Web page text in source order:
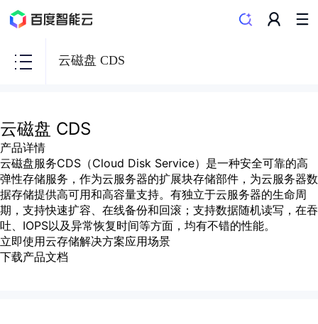
云磁盘 CDS
云磁盘 CDS
产品详情
云磁盘服务CDS（Cloud Disk Service）是一种安全可靠的高
弹性存储服务，作为云服务器的扩展块存储部件，为云服务器数
据存储提供高可用和高容量支持。有独立于云服务器的生命周
期，支持快速扩容、在线备份和回滚；支持数据随机读写，在吞
吐、IOPS以及异常恢复时间等方面，均有不错的性能。
立即使用云存储解决方案应用场景
下载产品文档